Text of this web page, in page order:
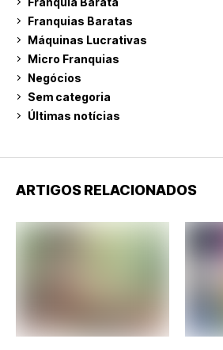
Franquias Baratas
Máquinas Lucrativas
Micro Franquias
Negócios
Sem categoria
Últimas notícias
ARTIGOS RELACIONADOS